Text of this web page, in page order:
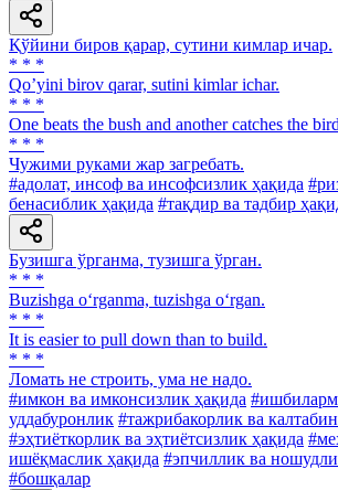
Қўйини биров қарар, сутини кимлар ичар.
* * *
Qoʼyini birov qarar, sutini kimlar ichar.
* * *
One beats the bush and another catches the
* * *
Чужими руками жар загребать.
#адолат, инсоф ва инсофсизлик ҳақида
бенасиблик ҳақида #тақдир ва тадбир
Бузишга ўрганма, тузишга ўрган.
* * *
Buzishga o‘rganma, tuzishga o‘rgan.
* * *
It is easier to pull down than to build.
* * *
Ломать не строить, ума не надо.
#имкон ва имконсизлик ҳақида
уддабуронлик #тажрибакорлик ва
#эҳтиёткорлик ва эҳтиётсизлик ҳақида
ишёқмаслик ҳақида #эпчиллик ва
#бошқалар